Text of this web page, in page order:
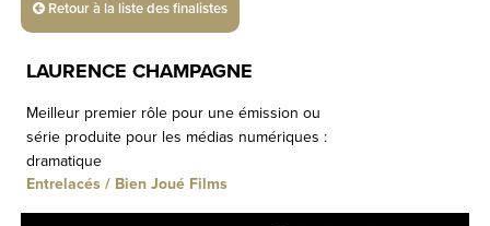
Retour à la liste des finalistes
LAURENCE CHAMPAGNE
Meilleur premier rôle pour une émission ou
série produite pour les médias numériques :
dramatique
Entrelacés / Bien Joué Films